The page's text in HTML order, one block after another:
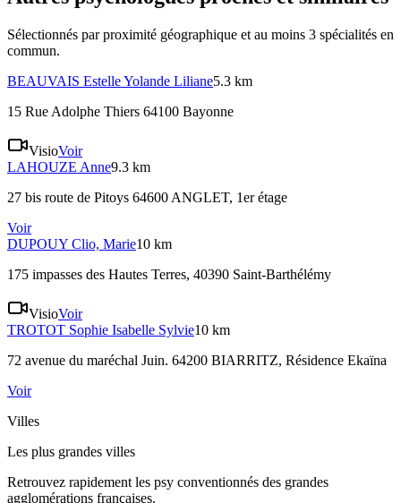
Sélectionnés par proximité géographique et au moins 3 spécialités en
commun.
BEAUVAIS Estelle Yolande Liliane5.3 km
15 Rue Adolphe Thiers 64100 Bayonne
VisioVoir
LAHOUZE Anne9.3 km
27 bis route de Pitoys 64600 ANGLET, 1er étage
Voir
DUPOUY Clio, Marie10 km
175 impasses des Hautes Terres, 40390 Saint-Barthélémy
VisioVoir
TROTOT Sophie Isabelle Sylvie10 km
72 avenue du maréchal Juin. 64200 BIARRITZ, Résidence Ekaïna
Voir
Villes
Les plus grandes villes
Retrouvez rapidement les psy conventionnés des grandes
agglomérations françaises.